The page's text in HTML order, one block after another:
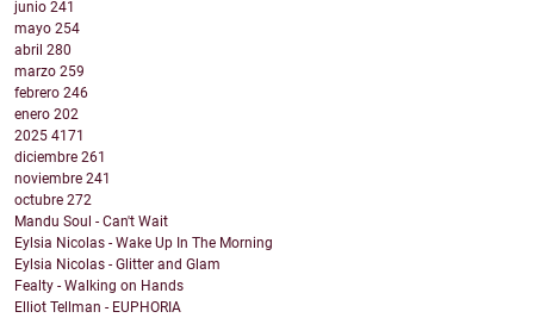
junio 241
mayo 254
abril 280
marzo 259
febrero 246
enero 202
2025 4171
diciembre 261
noviembre 241
octubre 272
Mandu Soul - Can't Wait
Eylsia Nicolas - Wake Up In The Morning
Eylsia Nicolas - Glitter and Glam
Fealty - Walking on Hands
Elliot Tellman - EUPHORIA